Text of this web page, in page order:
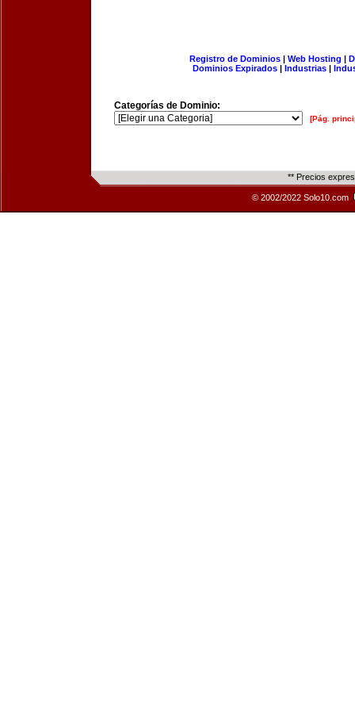
Registro de Dominios| Web Hosting |
Dominios Expirados | Industrias |
Categorías de Dominio:
[Pág.
** Precios
© 2002/2022 Solo10.com